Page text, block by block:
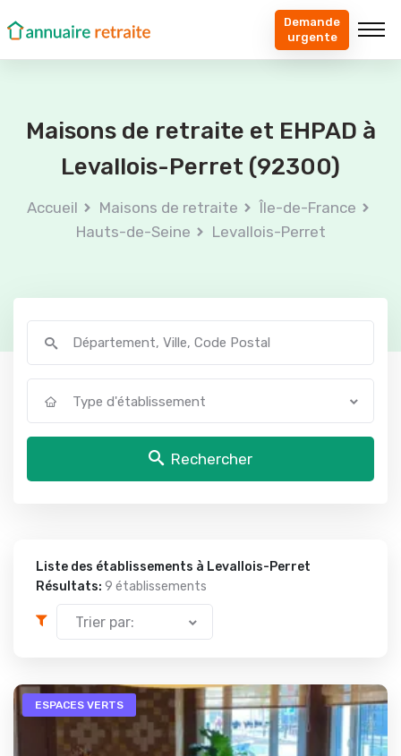
Demande
urgente
Maisons de retraite et EHPAD à
Levallois-Perret (92300)
Accueil Maisons de retraite
Île-de-France
Hauts-de-Seine
Levallois-Perret
Type d'établissement
Rechercher
Liste des établissements à Levallois-Perret
Résultats: 9 établissements
Trier par:
ESPACES VERTS